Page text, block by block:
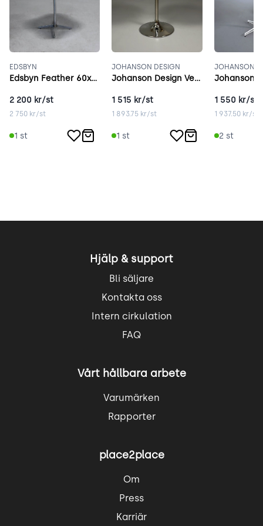
EDSBYN
Edsbyn Feather 60x60 cm ask
2 200 kr/st
2 750 kr/st
1 st
JOHANSON DESIGN
Johanson Design Venus 70 cm vit
1 515 kr/st
1 893.75 kr/st
1 st
JOHANSON
1 550 kr/st
1 937.50kr/st
2st
Hjälp & support
Bli säljare
Kontakta oss
Intern cirkulation
FAQ
Vårt hållbara arbete
Varumärken
Rapporter
place2place
Om
Press
Karriär